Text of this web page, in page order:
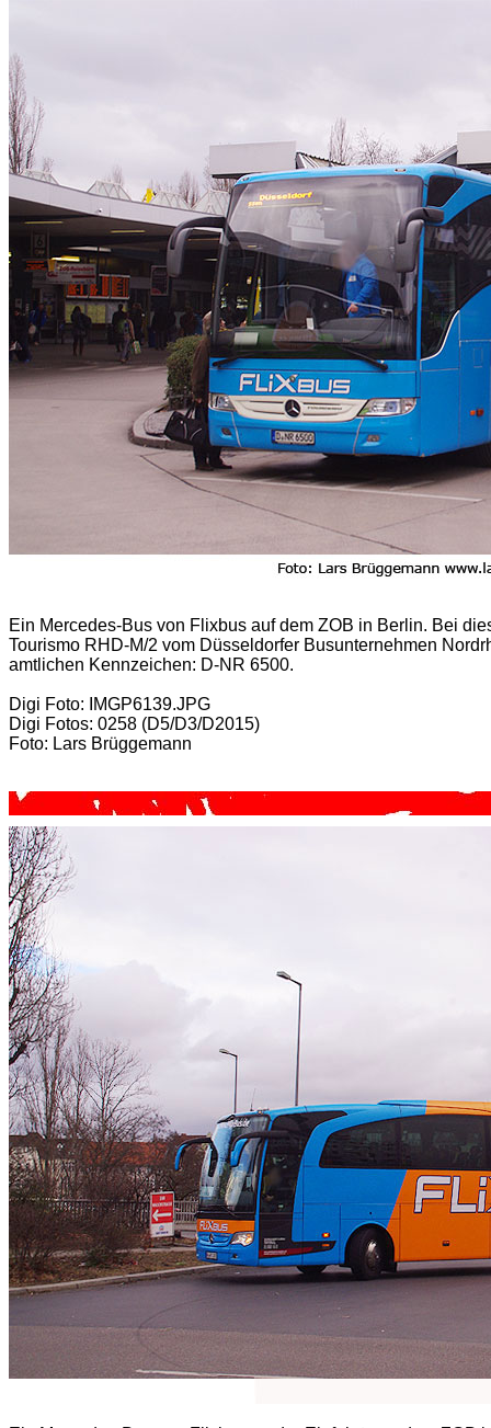
Ein Mercedes-Bus von Flixbus auf dem ZOB in Berlin. Bei
Tourismo RHD-M/2 vom Düsseldorfer Busunternehmen
amtlichen Kennzeichen: D-NR 6500.
Digi Foto: IMGP6139.JPG
Digi Fotos: 0258 (D5/D3/D2015)
Foto: Lars Brüggemann